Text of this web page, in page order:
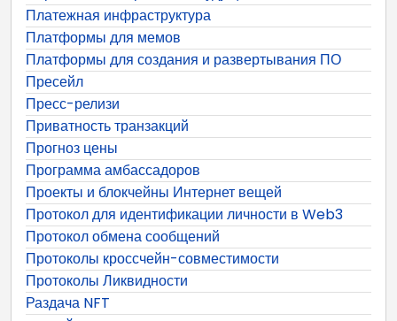
Платежная инфраструктура
Платформы для мемов
Платформы для создания и развертывания ПО
Пресейл
Пресс-релизи
Приватность транзакций
Прогноз цены
Программа амбассадоров
Проекты и блокчейны Интернет вещей
Протокол для идентификации личности в Web3
Протокол обмена сообщений
Протоколы кроссчейн-совместимости
Протоколы Ликвидности
Раздача NFT